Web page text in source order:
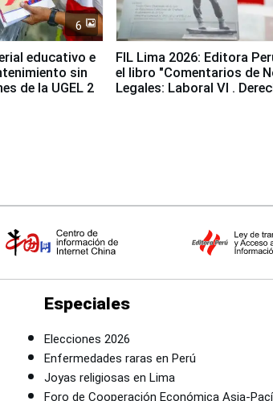
6
educativo e
sin
de la UGEL 2
FIL Lima 2026: Editora
el libro "Comentarios de
Legales: Laboral Vl .
Especiales
Elecciones 2026
Enfermedades raras en Perú
Joyas religiosas en Lima
Foro de Cooperación Económica Asia-